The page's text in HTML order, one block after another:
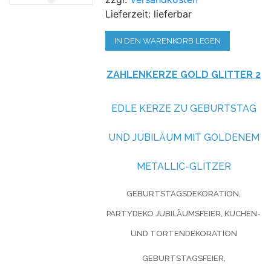
Lieferzeit: lieferbar
IN DEN WARENKORB LEGEN
ZAHLENKERZE GOLD GLITTER 2
EDLE KERZE ZU GEBURTSTAG
UND JUBILÄUM MIT GOLDENEM
METALLIC-GLITZER
GEBURTSTAGSDEKORATION,
PARTYDEKO JUBILÄUMSFEIER, KUCHEN-
UND TORTENDEKORATION
GEBURTSTAGSFEIER,